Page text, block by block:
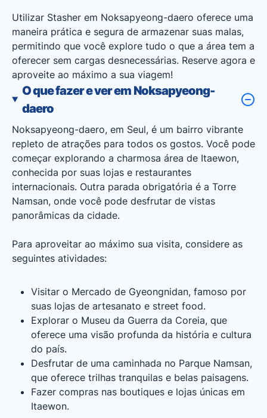
Utilizar Stasher em Noksapyeong-daero oferece uma
maneira prática e segura de armazenar suas malas,
permitindo que você explore tudo o que a área tem a
oferecer sem cargas desnecessárias. Reserve agora e
aproveite ao máximo a sua viagem!
O que fazer e ver em Noksapyeong-
daero
Noksapyeong-daero, em Seul, é um bairro vibrante
repleto de atrações para todos os gostos. Você pode
começar explorando a charmosa área de Itaewon,
conhecida por suas lojas e restaurantes
internacionais. Outra parada obrigatória é a Torre
Namsan, onde você pode desfrutar de vistas
panorâmicas da cidade.
Para aproveitar ao máximo sua visita, considere as
seguintes atividades:
Visitar o Mercado de Gyeongnidan, famoso por
suas lojas de artesanato e street food.
Explorar o Museu da Guerra da Coreia, que
oferece uma visão profunda da história e cultura
do país.
Desfrutar de uma caminhada no Parque Namsan,
que oferece trilhas tranquilas e belas paisagens.
Fazer compras nas boutiques e lojas únicas em
Itaewon.